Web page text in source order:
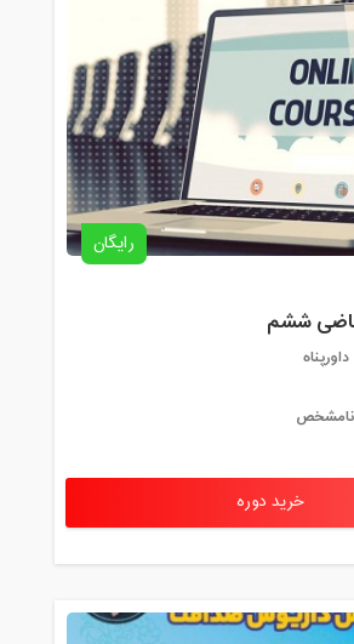
رایگان
ششم
نامشخص
خرید دوره